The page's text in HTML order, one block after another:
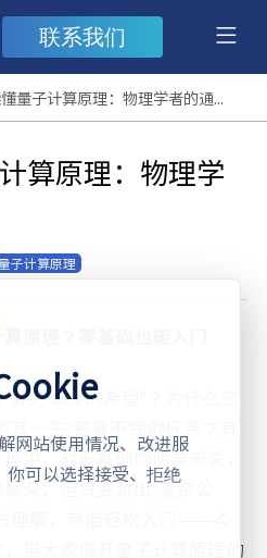
联系我们
子计算原理：物理学者的通俗化解读
算原理：物理学
子计算原理
原理？零基础也能入门
力革命的希望”？为什么它
一生”都算不完的任务？其
中。对零基础的朋友来说，
深，但只要跳出“复杂公
理解，就能轻松入门——今
带大家揭开量子计算原理的
网站使用情况、改进服
你可以选择接受、拒绝